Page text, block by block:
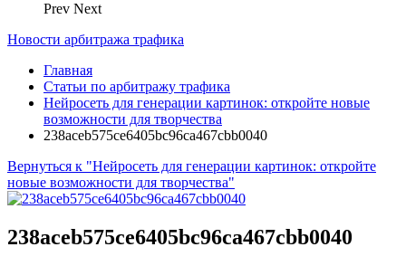
Prev Next
Новости арбитража трафика
Главная
Статьи по арбитражу трафика
Нейросеть для генерации картинок: откройте новые
возможности для творчества
238aceb575ce6405bc96ca467cbb0040
Вернуться к "Нейросеть для генерации картинок: откройте
новые возможности для творчества"
238aceb575ce6405bc96ca467cbb0040